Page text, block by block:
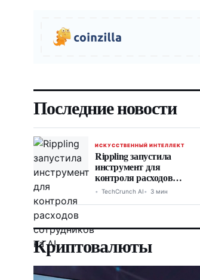
Последние новости
ИСКУССТВЕННЫЙ ИНТЕЛЛЕКТ
Rippling запустила
инструмент для
контроля расходов
сотрудников на AI
TechCrunch AI 3 мин
Криптовалюты